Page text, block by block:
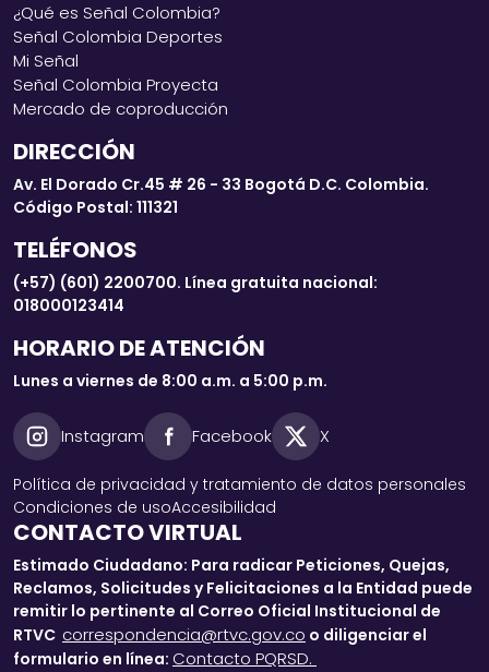
¿Qué es Señal Colombia?
Señal Colombia Deportes
Mi Señal
Señal Colombia Proyecta
Mercado de coproducción
DIRECCIÓN
Av. El Dorado Cr.45 # 26 - 33 Bogotá D.C. Colombia.
Código Postal: 111321
TELÉFONOS
(+57) (601) 2200700. Línea gratuita nacional:
018000123414
HORARIO DE ATENCIÓN
Lunes a viernes de 8:00 a.m. a 5:00 p.m.
Instagram Facebook X
Política de privacidad y tratamiento de datos personales
Condiciones de usoAccesibilidad
CONTACTO VIRTUAL
Estimado Ciudadano: Para radicar Peticiones, Quejas,
Reclamos, Solicitudes y Felicitaciones a la Entidad puede
remitir lo pertinente al Correo Oficial Institucional de
RTVC correspondencia@rtvc.gov.co o diligenciar el
formulario en línea: Contacto PQRSD.